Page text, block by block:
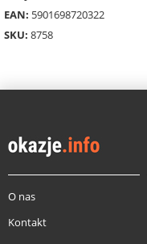
EAN: 5901698720322
SKU: 8758
O nas
Kontakt